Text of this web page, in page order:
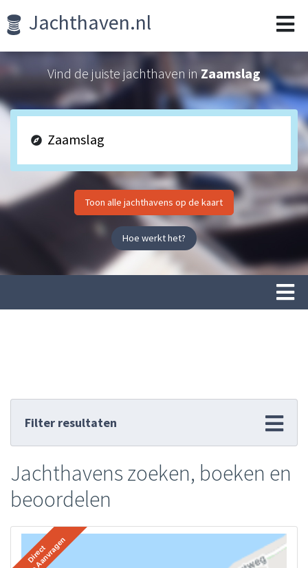
Jachthaven.nl
Vind de juiste jachthaven inZaamslag
Toon alle jachthavens op de kaart
Hoe werkt het?
Filter resultaten
Jachthavens zoeken, boeken en
beoordelen